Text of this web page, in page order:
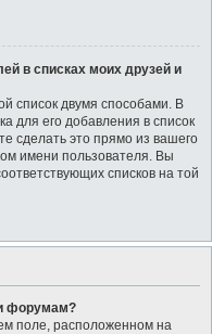
в списках моих друзей и
список двумя способами. В
для его добавления в список
сделать это прямо из вашего
имени пользователя. Вы
списков на той
форумам?
поле, расположенном на